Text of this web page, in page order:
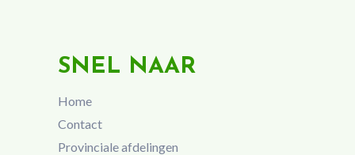
SNEL NAAR
Home
Contact
Provinciale afdelingen